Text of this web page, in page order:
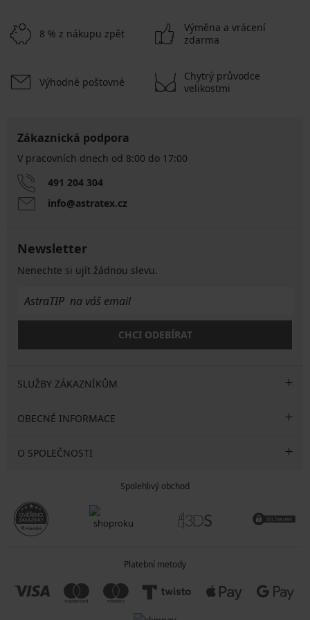
8 % z nákupu zpět
Výměna a vrácení
zdarma
Výhodné poštovné
Chytrý průvodce
velikostmi
Zákaznická podpora
V pracovních dnech od 8:00 do 17:00
491 204 304
info@astratex.cz
Newsletter
Nenechte si ujít žádnou slevu.
CHCI ODEBÍRAT
SLUŽBY ZÁKAZNÍKŮM
OBECNÉ INFORMACE
O SPOLEČNOSTI
Spolehlivý obchod
Platební metody